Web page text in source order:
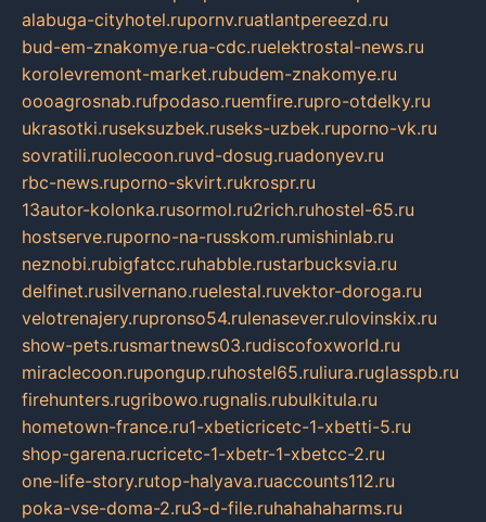
alabuga-cityhotel.rupornv.ruatlantpereezd.ru
bud-em-znakomye.rua-cdc.ruelektrostal-news.ru
korolevremont-market.rubudem-znakomye.ru
oooagrosnab.rufpodaso.ruemfire.rupro-otdelky.ru
ukrasotki.ruseksuzbek.ruseks-uzbek.ruporno-vk.ru
sovratili.ruolecoon.ruvd-dosug.ruadonyev.ru
rbc-news.ruporno-skvirt.rukrospr.ru
13autor-kolonka.rusormol.ru2rich.ruhostel-65.ru
hostserve.ruporno-na-russkom.rumishinlab.ru
neznobi.rubigfatcc.ruhabble.rustarbucksvia.ru
delfinet.rusilvernano.ruelestal.ruvektor-doroga.ru
velotrenajery.rupronso54.rulenasever.rulovinskix.ru
show-pets.rusmartnews03.rudiscofoxworld.ru
miraclecoon.rupongup.ruhostel65.ruliura.ruglasspb.ru
firehunters.rugribowo.rugnalis.rubulkitula.ru
hometown-france.ru1-xbeticricetc-1-xbetti-5.ru
shop-garena.rucricetc-1-xbetr-1-xbetcc-2.ru
one-life-story.rutop-halyava.ruaccounts112.ru
poka-vse-doma-2.ru3-d-file.ruhahahaharms.ru